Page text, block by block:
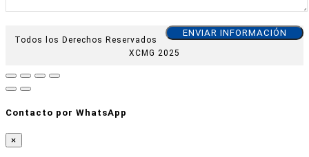
Todos los Derechos Reservados
XCMG 2025
Contacto por WhatsApp
×